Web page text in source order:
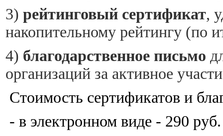
3) рейтинговый сертификат,
накопительному рейтингу (по
4) благодарственное письмо
организаций за активное
Стоимость сертификатов и
- в электронном виде - 290 руб.